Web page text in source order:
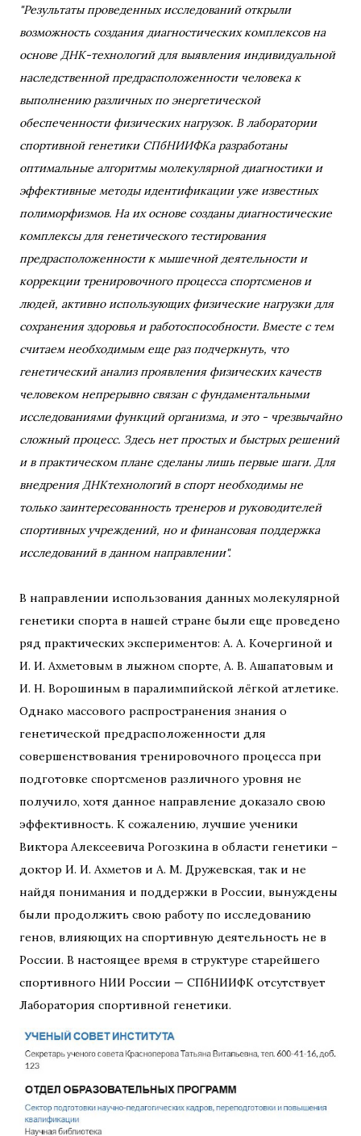
"Результаты проведенных исследований открыли
возможность создания диагностических комплексов на
основе ДНК-технологий для выявления индивидуальной
наследственной предрасположенности человека к
выполнению различных по энергетической
обеспеченности физических нагрузок. В лаборатории
спортивной генетики СПбНИИФКа разработаны
оптимальные алгоритмы молекулярной диагностики и
эффективные методы идентификации уже известных
полиморфизмов. На их основе созданы диагностические
комплексы для генетического тестирования
предрасположенности к мышечной деятельности и
коррекции тренировочного процесса спортсменов и
людей, активно использующих физические нагрузки для
сохранения здоровья и работоспособности. Вместе с тем
считаем необходимым еще раз подчеркнуть, что
генетический анализ проявления физических качеств
человеком непрерывно связан с фундаментальными
исследованиями функций организма, и это - чрезвычайно
сложный процесс. Здесь нет простых и быстрых решений
и в практическом плане сделаны лишь первые шаги. Для
внедрения ДНКтехнологий в спорт необходимы не
только заинтересованность тренеров и руководителей
спортивных учреждений, но и финансовая поддержка
исследований в данном направлении".
В направлении использования данных молекулярной
генетики спорта в нашей стране были еще проведено
ряд практических экспериментов: А. А. Кочергиной и
И. И. Ахметовым в лыжном спорте, А. В. Ашапатовым и
И. Н. Ворошиным в паралимпийской лёгкой атлетике.
Однако массового распространения знания о
генетической предрасположенности для
совершенствования тренировочного процесса при
подготовке спортсменов различного уровня не
получило, хотя данное направление доказало свою
эффективность. К сожалению, лучшие ученики
Виктора Алексеевича Рогозкина в области генетики –
доктор И. И. Ахметов и А. М. Дружевская, так и не
найдя понимания и поддержки в России, вынуждены
были продолжить свою работу по исследованию
генов, влияющих на спортивную деятельность не в
России. В настоящее время в структуре старейшего
спортивного НИИ России — СПбНИИФК отсутствует
Лаборатория спортивной генетики.